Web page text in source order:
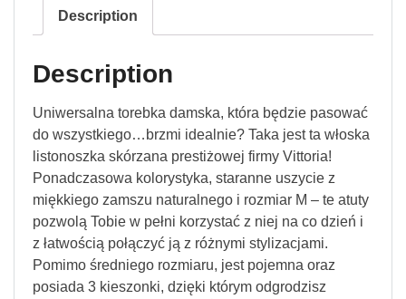
Description
Description
Uniwersalna torebka damska, która będzie pasować
do wszystkiego…brzmi idealnie? Taka jest ta włoska
listonoszka skórzana prestiżowej firmy Vittoria!
Ponadczasowa kolorystyka, staranne uszycie z
miękkiego zamszu naturalnego i rozmiar M – te atuty
pozwolą Tobie w pełni korzystać z niej na co dzień i
z łatwością połączyć ją z różnymi stylizacjami.
Pomimo średniego rozmiaru, jest pojemna oraz
posiada 3 kieszonki, dzięki którym odgrodzisz